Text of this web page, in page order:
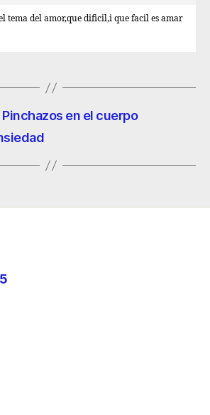
tema del amor,que dificil,i que facil es amar
Pinchazos en el cuerpo